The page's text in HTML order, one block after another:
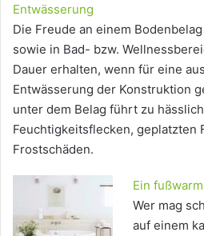
Entwässerung
Die Freude an einem
sowie in Bad- bzw.
Dauer erhalten, wenn für eine
Entwässerung der Konstruktion
unter dem Belag führt zu
Feuchtigkeitsflecken, geplatzten
Frostschäden.
Ein
Wer mag
auf einem